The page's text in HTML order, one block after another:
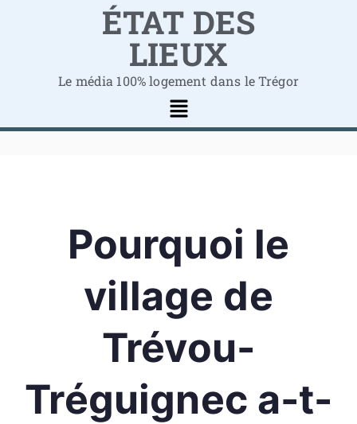
ÉTAT DES
LIEUX
Le média 100% logement dans le Trégor
Pourquoi le
village de
Trévou-
Tréguignec a-t-